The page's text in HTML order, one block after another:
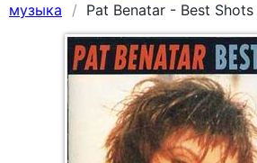
музыка
Pat Benatar - Best Shots